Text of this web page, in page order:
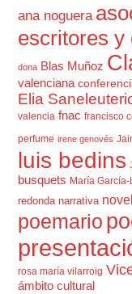
ana noguera
escritores
dona Blas Muñoz
valenciana
Elia
valencia fnac francisco
perfume irene genovés
luis bedins
busquets María
redonda narrativa
poemario
rosa maría vilarroig
ámbito cultural